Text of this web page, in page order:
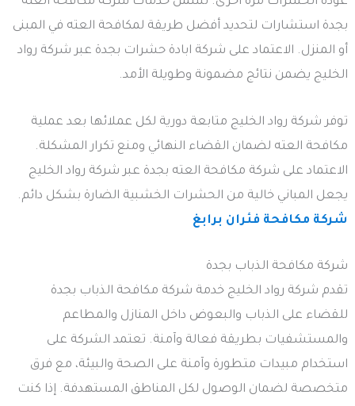
بجدة استشارات لتحديد أفضل طريقة لمكافحة العته في المبنى
أو المنزل. الاعتماد على شركة ابادة حشرات بجدة عبر شركة رواد
الخليج يضمن نتائج مضمونة وطويلة الأمد.
توفر شركة رواد الخليج متابعة دورية لكل عملائها بعد عملية
مكافحة العته لضمان القضاء النهائي ومنع تكرار المشكلة.
الاعتماد على شركة مكافحة العته بجدة عبر شركة رواد الخليج
يجعل المباني خالية من الحشرات الخشبية الضارة بشكل دائم.
شركة مكافحة فئران برابغ
شركة مكافحة الذباب بجدة
تقدم شركة رواد الخليج خدمة شركة مكافحة الذباب بجدة
للقضاء على الذباب والبعوض داخل المنازل والمطاعم
والمستشفيات بطريقة فعالة وآمنة. تعتمد الشركة على
استخدام مبيدات متطورة وآمنة على الصحة والبيئة، مع فرق
متخصصة لضمان الوصول لكل المناطق المستهدفة. إذا كنت